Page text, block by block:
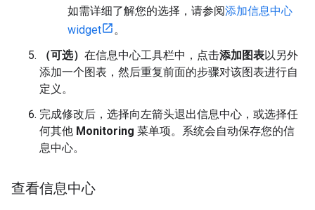
如需详细了解您的选择，请参阅添加信息中心
widget
。
（可选） 在信息中心工具栏中，点击添加图表以另外
添加一个图表，然后重复前面的步骤对该图表进行自
定义。
完成修改后，选择向左箭头退出信息中心，或选择任
何其他 Monitoring 菜单项。系统会自动保存您的信
息中心。
查看信息中心